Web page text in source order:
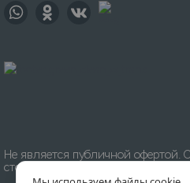
Не является публичной офертой.
стоимость уточняйте на